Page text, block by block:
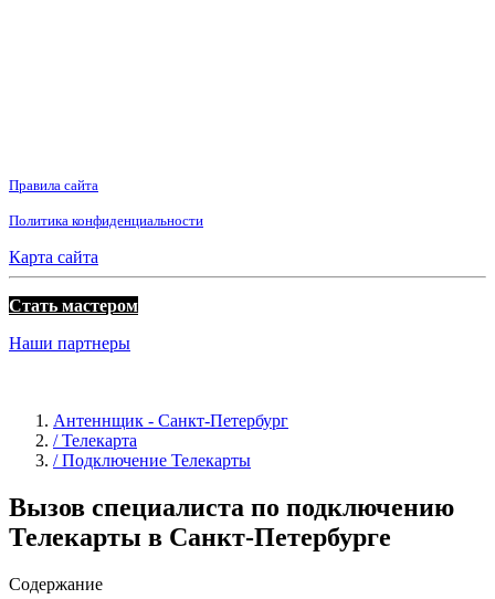
Правила сайта
Политика конфиденциальности
Карта сайта
Стать мастером
Наши партнеры
Антеннщик - Санкт-Петербург
/ Телекарта
/ Подключение Телекарты
Вызов специалиста по подключению
Телекарты в Санкт-Петербурге
Содержание